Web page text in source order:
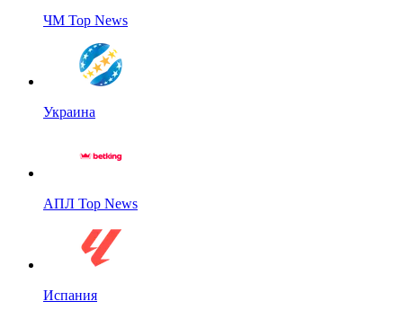
ЧМ Top News
Украина
АПЛ Top News
Испания